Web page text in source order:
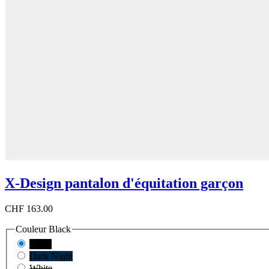
X-Design pantalon d'équitation garçon
CHF 163.00
Couleur Black
Dark Night